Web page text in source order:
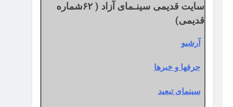
سایت قدیمی سینـمای آزاد ( ۶۲شماره
قدیمی)
آرشیو
حرفها و خبرها
سینمای تبعید